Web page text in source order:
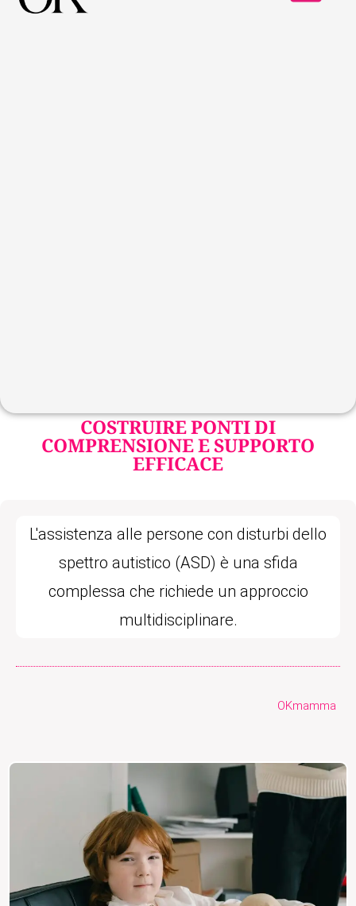
COSTRUIRE PONTI DI
COMPRENSIONE E SUPPORTO
EFFICACE
L'assistenza alle persone con disturbi dello
spettro autistico (ASD) è una sfida
complessa che richiede un approccio
multidisciplinare.
OKmamma